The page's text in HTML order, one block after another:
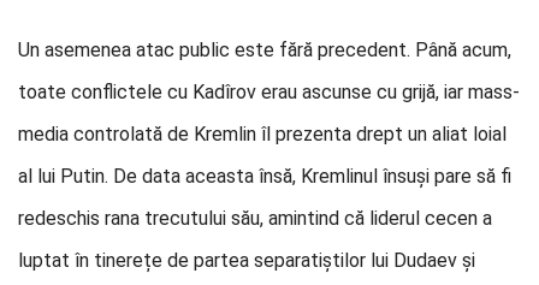
Un asemenea atac public este fără precedent. Până acum,
toate conflictele cu Kadîrov erau ascunse cu grijă, iar mass-
media controlată de Kremlin îl prezenta drept un aliat loial
al lui Putin. De data aceasta însă, Kremlinul însuși pare să fi
redeschis rana trecutului său, amintind că liderul cecen a
luptat în tinerețe de partea separatiștilor lui Dudaev și